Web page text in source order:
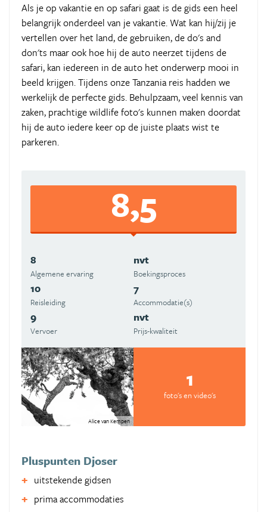
Als je op vakantie en op safari gaat is de gids een heel
belangrijk onderdeel van je vakantie. Wat kan hij/zij je
vertellen over het land, de gebruiken, de do's and
don'ts maar ook hoe hij de auto neerzet tijdens de
safari, kan iedereen in de auto het onderwerp mooi in
beeld krijgen. Tijdens onze Tanzania reis hadden we
werkelijk de perfecte gids. Behulpzaam, veel kennis van
zaken, prachtige wildlife foto's kunnen maken doordat
hij de auto iedere keer op de juiste plaats wist te
parkeren.
8,5
8
Algemene ervaring
nvt
Boekingsproces
10
Reisleiding
7
Accommodatie(s)
9
Vervoer
nvt
Prijs-kwaliteit
Alice van Kempen
1
foto's en video's
Pluspunten Djoser
uitstekende gidsen
prima accommodaties